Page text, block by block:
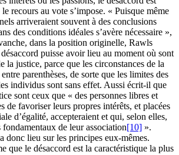
recours au vote s’impose. « Puisque même
arriveraient souvent à des conclusions
des conditions idéales s’avère nécessaire »,
dans la position originelle, Rawls
désaccord puisse avoir lieu au moment où sont
la justice, parce que les circonstances de la
parenthèses, de sorte que les limites des
individus sont sans effet. Aussi écrit-il que
sont ceux que « des personnes libres et
de favoriser leurs propres intérêts, et placées
d’égalité, accepteraient et qui, selon elles,
de leur association[10] ».
donc lieu sur les principes eux-mêmes.
que le désaccord est la caractéristique la plus